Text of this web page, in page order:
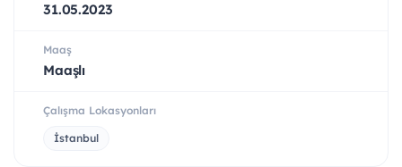
31.05.2023
Maaş
Maaşlı
Çalışma Lokasyonları
İstanbul